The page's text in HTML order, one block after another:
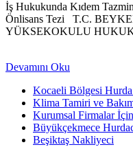
İş Hukukunda Kıdem
Önlisans Tezi T.C.
YÜKSEKOKULU
Devamını Oku
Kocaeli Bölgesi
Klima Tamiri ve
Kurumsal Firmalar
Büyükçekmece
Beşiktaş Nakliyeci